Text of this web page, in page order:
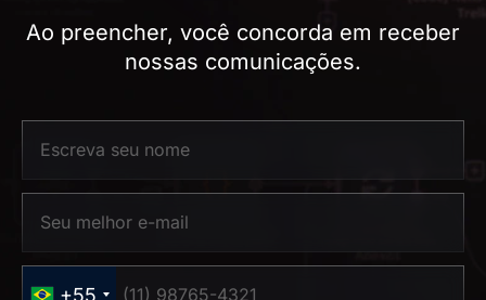
+55
Ao preencher, você concorda em receber
nossas comunicações.